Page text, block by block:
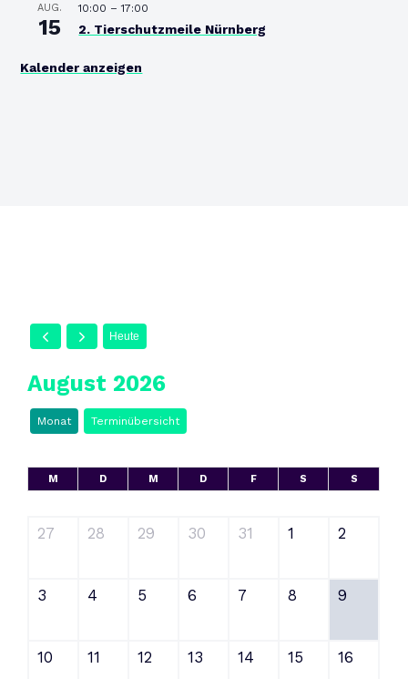
AUG.
15
10:00 –17:00
2. Tierschutzmeile Nürnberg
Kalender anzeigen
Heute
August 2026
Monat Terminübersicht
M D M D F S S
27 28 29 30 31 1 2
3 4 5 6 7 8 9
10 11 12 13 14 15 16